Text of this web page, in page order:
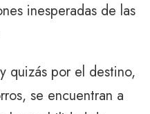
inesperadas de las
quizás por el destino,
se encuentran a